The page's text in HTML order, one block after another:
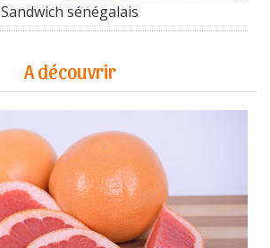
Sandwich sénégalais
A découvrir